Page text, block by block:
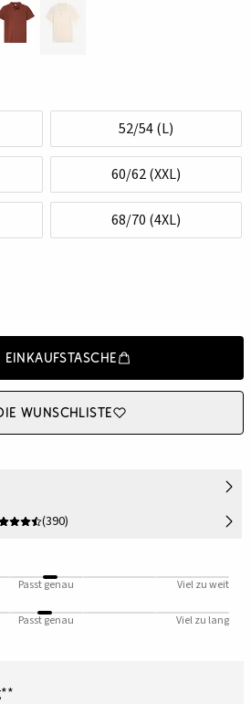
52/54 (L)
60/62 (XXL)
68/70 (4XL)
Einkaufstasche
Wunschliste
(390)
Passt genau Viel zu weit
Passt genau Viel zu lang